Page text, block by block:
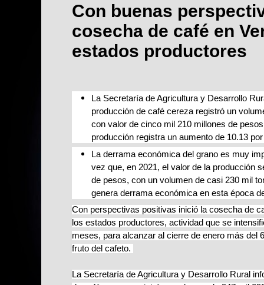
Con buenas
cosecha de café en
estados productores
​La Secretaría de Agricultura y Desarrollo
producción de café cereza registró un
con valor de cinco mil 210 millones de
producción registra un aumento de 10.13
​La derrama económica del grano es muy
vez que, en 2021, el valor de la producción
de pesos, con un volumen de casi 230 mil
genera derrama económica en esta época
Con perspectivas positivas inició la cosecha de
los estados productores, actividad que se
meses, para alcanzar al cierre de enero más del
fruto del cafeto.
La Secretaría de Agricultura y Desarrollo Rural